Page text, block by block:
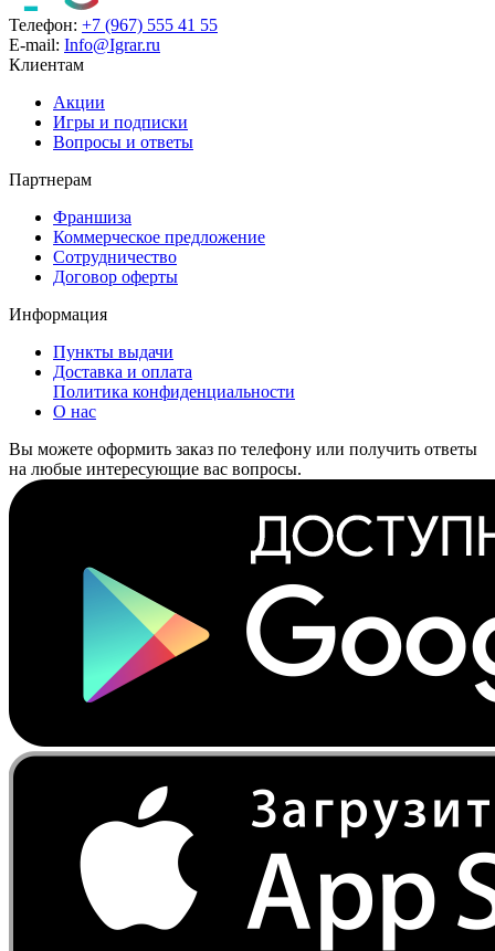
Телефон: +7 (967) 555 41 55
E-mail: Info@Igrar.ru
Клиентам
Акции
Игры и подписки
Вопросы и ответы
Партнерам
Франшиза
Коммерческое предложение
Сотрудничество
Договор оферты
Информация
Пункты выдачи
Доставка и оплата
Политика конфиденциальности
О нас
Вы можете оформить заказ по телефону или получить ответы
на любые интересующие вас вопросы.